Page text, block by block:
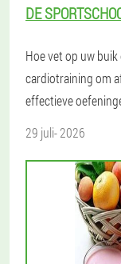
DE
Hoe vet op uw
cardiotraining om
effectieve
29 juli- 2026